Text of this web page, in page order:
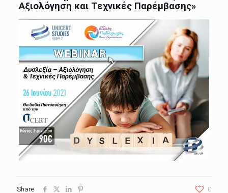
Αξιολόγηση και Τεχνικές Παρέμβασης»
Share 0